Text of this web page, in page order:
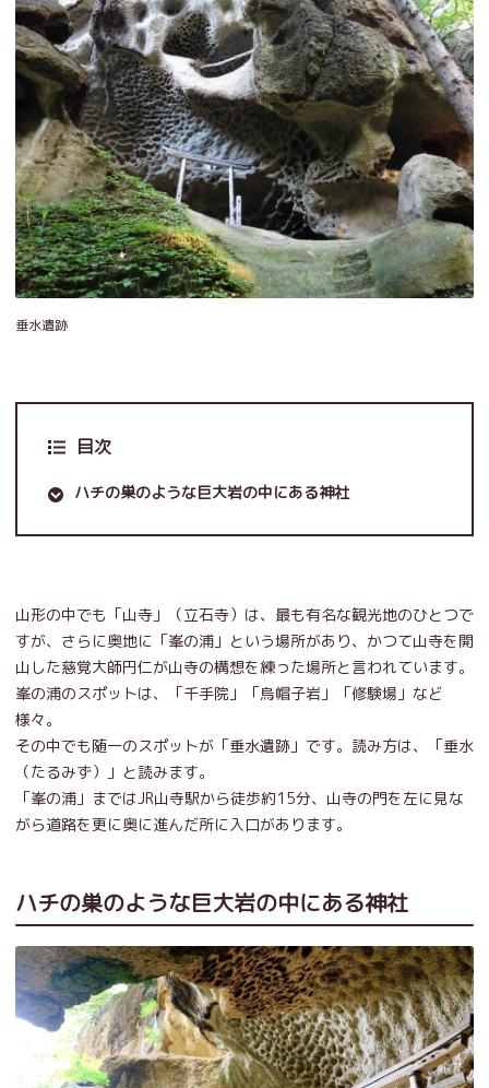
垂水遺跡
目次
ハチの巣のような巨大岩の中にある神社
山形の中でも「山寺」（立石寺）は、最も有名な観光地のひとつで
すが、さらに奥地に「峯の浦」という場所があり、かつて山寺を開
山した慈覚大師円仁が山寺の構想を練った場所と言われています。
峯の浦のスポットは、「千手院」「烏帽子岩」「修験場」など
様々。
その中でも随一のスポットが「垂水遺跡」です。読み方は、「垂水
（たるみず）」と読みます。
「峯の浦」まではJR山寺駅から徒歩約15分、山寺の門を左に見な
がら道路を更に奥に進んだ所に入口があります。
ハチの巣のような巨大岩の中にある神社